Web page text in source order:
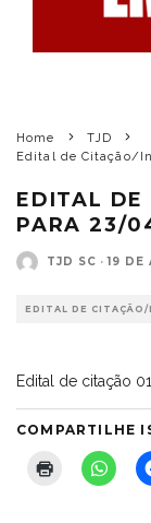
Home
TJD
Edital de Citação/
EDITAL DE
PARA 23/
TJD SC · 19 DE
EDITAL DE
Edital de citação
COMPARTILHE